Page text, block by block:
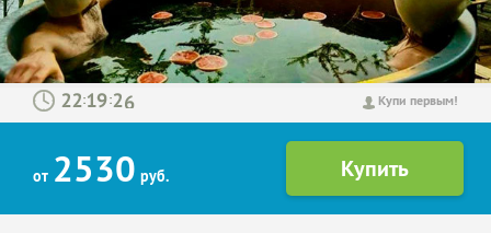
Купи первым!
: :
от 2530 руб.